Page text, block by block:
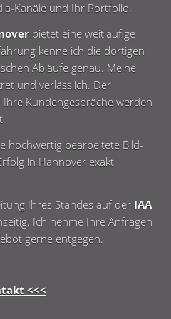
Kanäle und Ihr Portfolio.
bietet eine weitläufige
kenne ich die dortigen
Abläufe genau. Meine
und verlässlich. Der
Kundengespräche werden
hochwertig bearbeitete Bild-
in Hannover exakt
Ihres Standes auf der IAA
Ich nehme Ihre Anfragen
gerne entgegen.
<<<